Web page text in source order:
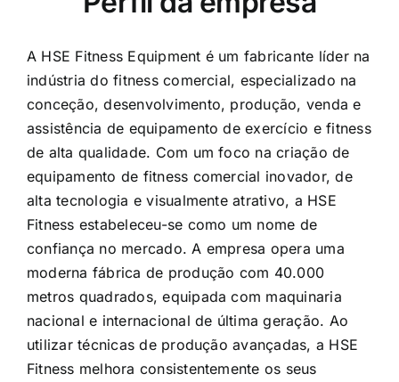
indústria do fitness comercial, especializado na
conceção, desenvolvimento, produção, venda e
assistência de equipamento de exercício e fitness
de alta qualidade. Com um foco na criação de
equipamento de fitness comercial inovador, de
alta tecnologia e visualmente atrativo, a HSE
Fitness estabeleceu-se como um nome de
confiança no mercado. A empresa opera uma
moderna fábrica de produção com 40.000
metros quadrados, equipada com maquinaria
nacional e internacional de última geração. Ao
utilizar técnicas de produção avançadas, a HSE
Fitness melhora consistentemente os seus
padrões de qualidade, garantindo equipamento